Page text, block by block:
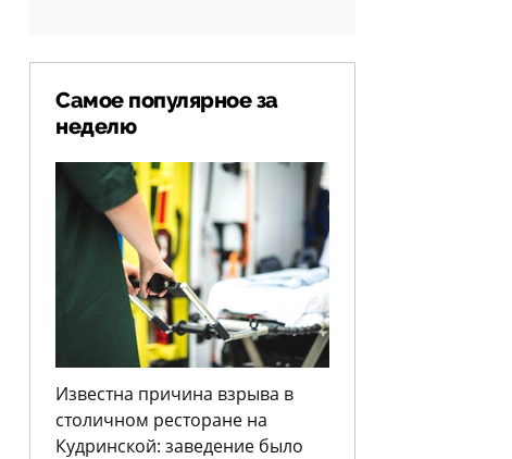
Самое популярное за
неделю
Известна причина взрыва в
столичном ресторане на
Кудринской: заведение было